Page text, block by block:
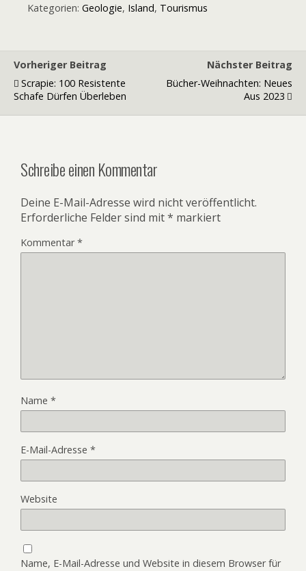
Kategorien: Geologie, Island, Tourismus
Vorheriger Beitrag
Scrapie: 100 Resistente
Schafe Dürfen Überleben
Nächster Beitrag
Bücher-Weihnachten: Neues
Aus 2023
Schreibe einen Kommentar
Deine E-Mail-Adresse wird nicht veröffentlicht.
Erforderliche Felder sind mit* markiert
Kommentar*
Name *
E-Mail-Adresse *
Website
Name, E-Mail-Adresse und Website in diesem Browser für